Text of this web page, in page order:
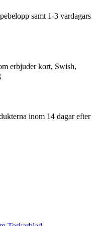
samt 1-3 vardagars
erbjuder kort, Swish,
inom 14 dagar efter